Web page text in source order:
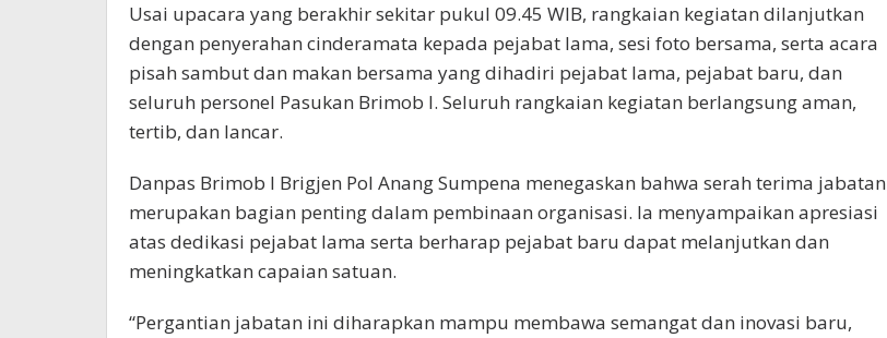
Usai upacara yang berakhir sekitar pukul 09.45 WIB, rangkaian kegiatan dilanjutkan
dengan penyerahan cinderamata kepada pejabat lama, sesi foto bersama, serta acara
pisah sambut dan makan bersama yang dihadiri pejabat lama, pejabat baru, dan
seluruh personel Pasukan Brimob I. Seluruh rangkaian kegiatan berlangsung aman,
tertib, dan lancar.
Danpas Brimob I Brigjen Pol Anang Sumpena menegaskan bahwa serah terima jabatan
merupakan bagian penting dalam pembinaan organisasi. Ia menyampaikan apresiasi
atas dedikasi pejabat lama serta berharap pejabat baru dapat melanjutkan dan
meningkatkan capaian satuan.
“Pergantian jabatan ini diharapkan mampu membawa semangat dan inovasi baru,